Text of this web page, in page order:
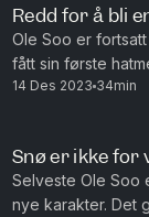
Redd for å bli
Ole Soo er
14 Des 2023 34min
Snø er ikke for
Selveste Ole Soo
nye karakter. Det